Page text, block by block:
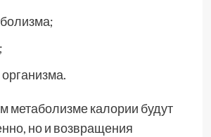
метаболизме калории будут
но и возвращения